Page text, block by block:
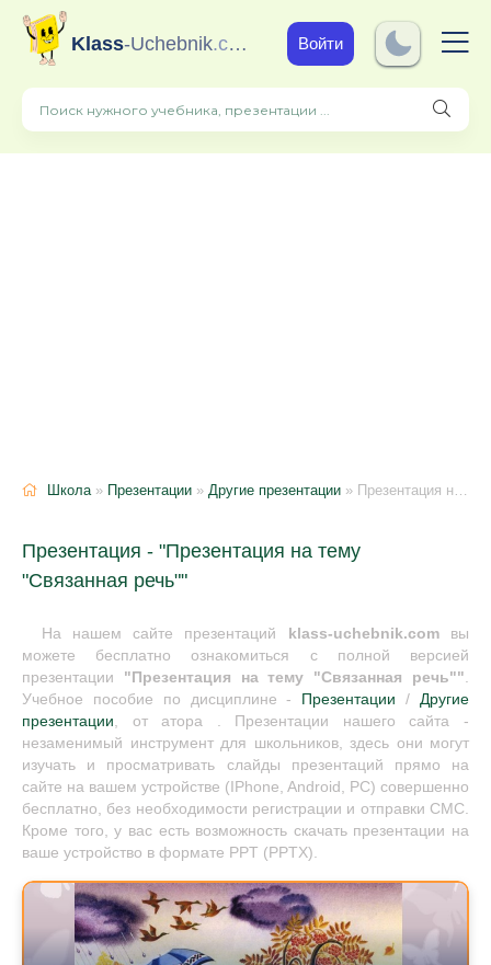
Klass-Uchebnik.com Войти
Школа» Презентации » Другие презентации » Презентация на тему "Связанная речь"
Презентация - "Презентация на тему
"Связанная речь""
На нашем сайте презентаций klass-uchebnik.comвы
можете бесплатно ознакомиться с полной версией
презентации "Презентация на тему "Связанная речь"".
Учебное пособие по дисциплине -
Презентации /Другие
презентации, от атора . Презентации нашего сайта -
незаменимый инструмент для школьников, здесь они могут
изучать и просматривать слайды презентаций прямо на
сайте на вашем устройстве (IPhone, Android, PC) совершенно
бесплатно, без необходимости регистрации и отправки СМС.
Кроме того, у вас есть возможность скачать презентации на
ваше устройство в формате PPT (PPTX).